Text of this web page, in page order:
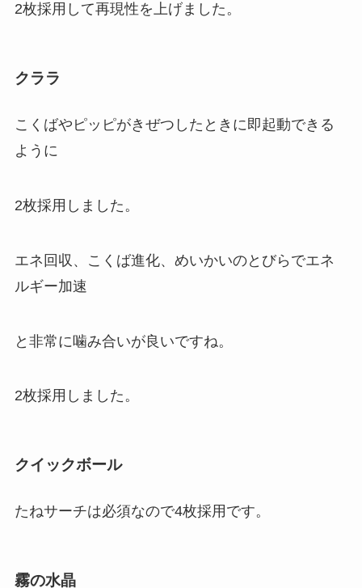
2枚採用して再現性を上げました。
クララ
こくばやピッピがきぜつしたときに即起動できる
ように
2枚採用しました。
エネ回収、こくば進化、めいかいのとびらでエネ
ルギー加速
と非常に噛み合いが良いですね。
2枚採用しました。
クイックボール
たねサーチは必須なので4枚採用です。
霧の水晶